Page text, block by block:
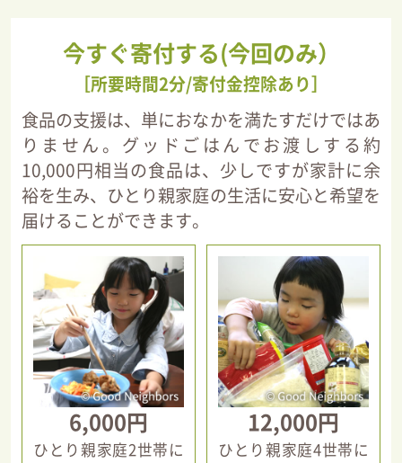
今すぐ寄付する(今回のみ）
［所要時間2分/寄付金控除あり］
食品の支援は、単におなかを満たすだけではあ
りません。グッドごはんでお渡しする約
10,000円相当の食品は、少しですが家計に余
裕を生み、ひとり親家庭の生活に安心と希望を
届けることができます。
6,000円
ひとり親家庭2世帯に
12,000円
ひとり親家庭4世帯に